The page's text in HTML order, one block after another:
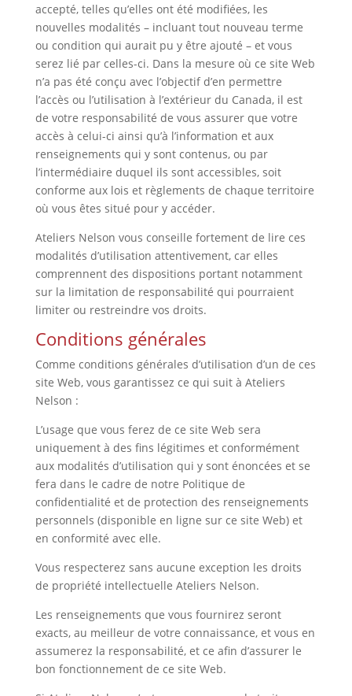
accepté, telles qu’elles ont été modifiées, les
nouvelles modalités – incluant tout nouveau terme
ou condition qui aurait pu y être ajouté – et vous
serez lié par celles-ci. Dans la mesure où ce site Web
n’a pas été conçu avec l’objectif d’en permettre
l’accès ou l’utilisation à l’extérieur du Canada, il est
de votre responsabilité de vous assurer que votre
accès à celui-ci ainsi qu’à l’information et aux
renseignements qui y sont contenus, ou par
l’intermédiaire duquel ils sont accessibles, soit
conforme aux lois et règlements de chaque territoire
où vous êtes situé pour y accéder.
Ateliers Nelson vous conseille fortement de lire ces
modalités d’utilisation attentivement, car elles
comprennent des dispositions portant notamment
sur la limitation de responsabilité qui pourraient
limiter ou restreindre vos droits.
Conditions générales
Comme conditions générales d’utilisation d’un de ces
site Web, vous garantissez ce qui suit à Ateliers
Nelson :
L’usage que vous ferez de ce site Web sera
uniquement à des fins légitimes et conformément
aux modalités d’utilisation qui y sont énoncées et se
fera dans le cadre de notre Politique de
confidentialité et de protection des renseignements
personnels (disponible en ligne sur ce site Web) et
en conformité avec elle.
Vous respecterez sans aucune exception les droits
de propriété intellectuelle Ateliers Nelson.
Les renseignements que vous fournirez seront
exacts, au meilleur de votre connaissance, et vous en
assumerez la responsabilité, et ce afin d’assurer le
bon fonctionnement de ce site Web.